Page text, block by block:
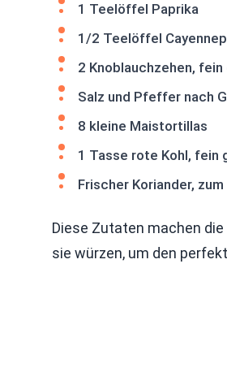
1 Teelöffel Paprika
1/2 Teelöffel
2 Knoblauchzehen,
Salz und Pfeffer nach
8 kleine Maistortillas
1 Tasse rote Kohl, fein
Frischer Koriander,
Diese Zutaten machen
sie würzen, um den